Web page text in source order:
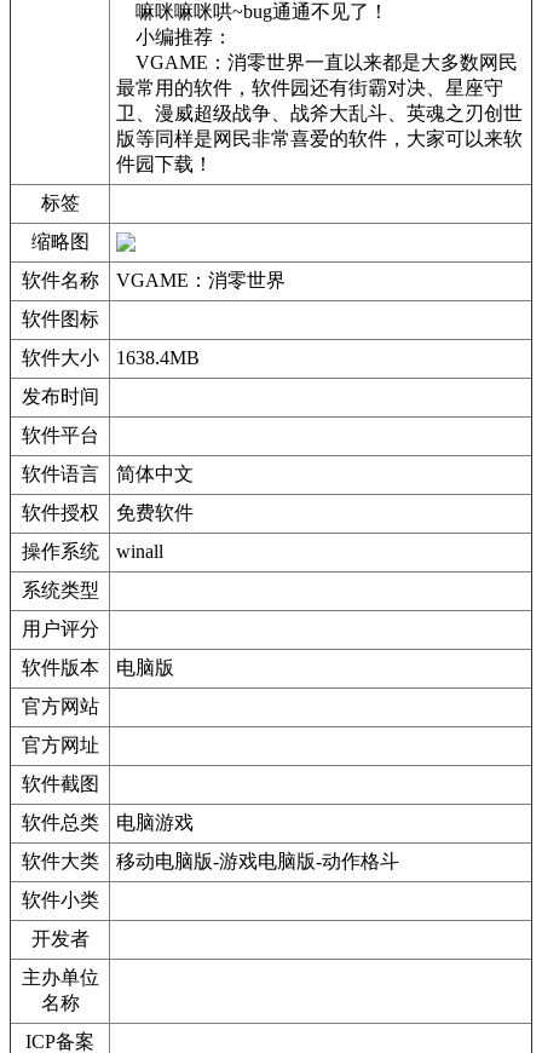
嘛咪嘛咪哄~bug通通不见了！
小编推荐：
VGAME：消零世界一直以来都是大多数网民
最常用的软件，软件园还有街霸对决、星座守
卫、漫威超级战争、战斧大乱斗、英魂之刃创世
版等同样是网民非常喜爱的软件，大家可以来软
件园下载！
标签
缩略图
软件名称
VGAME：消零世界
软件图标
软件大小
1638.4MB
发布时间
软件平台
软件语言
简体中文
软件授权
免费软件
操作系统
winall
系统类型
用户评分
软件版本
电脑版
官方网站
官方网址
软件截图
软件总类
电脑游戏
软件大类
移动电脑版-游戏电脑版-动作格斗
软件小类
开发者
主办单位
名称
ICP备案